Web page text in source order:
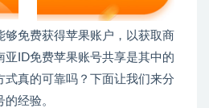
够免费获得苹果账户，以获取商
亚ID免费苹果账号共享是其中的
式真的可靠吗？下面让我们来分
经验。